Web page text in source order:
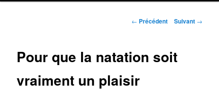
Navigation
← Précédent Suivant →
Pour que la natation soit
vraiment un plaisir